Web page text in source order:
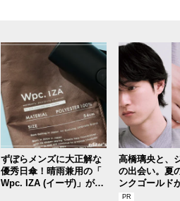
ずぼらメンズに大正解な
優秀日傘！晴雨兼用の「
Wpc. IZA (イーザ)」があ
高橋璃央と、
の出会い。夏
ンクゴールド
SUMMER